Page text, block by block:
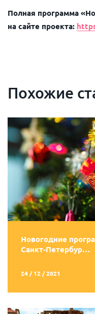
Полная программа
на сайте проекта:
Похожие
Новогодние
Санкт-Петербур…
24 / 12 / 2021